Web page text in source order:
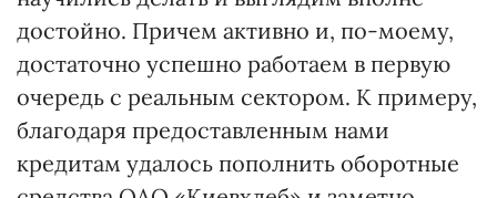
достойно. Причем активно и, по-моему,
достаточно успешно работаем в первую
очередь с реальным сектором. К примеру,
благодаря предоставленным нами
кредитам удалось пополнить оборотные